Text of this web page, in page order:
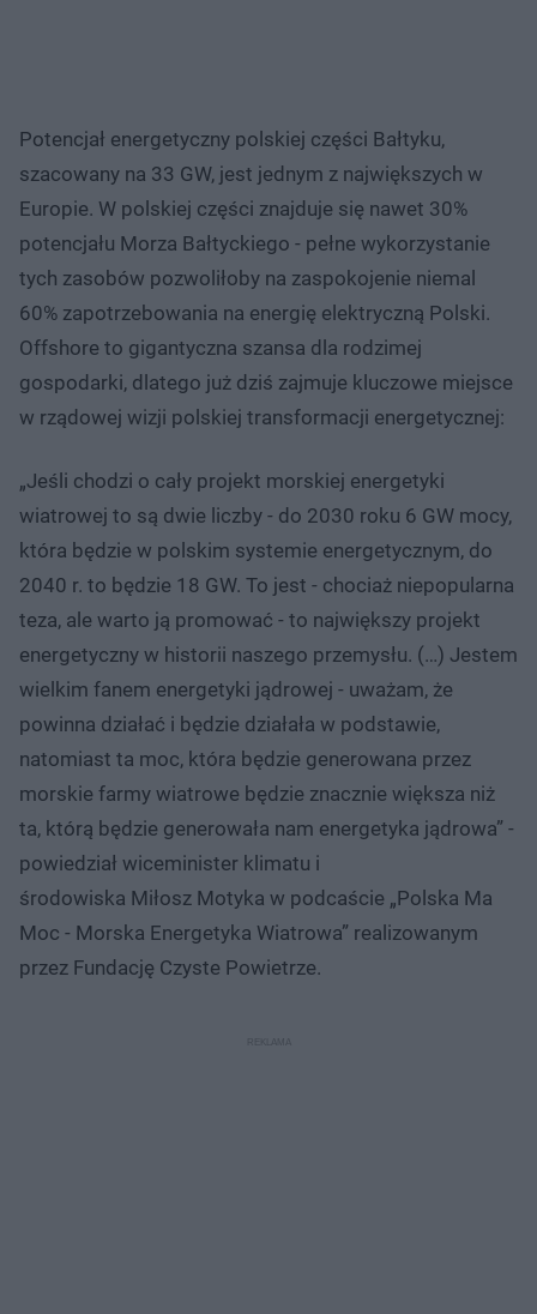
Potencjał energetyczny polskiej części Bałtyku,
szacowany na 33 GW, jest jednym z największych w
Europie. W polskiej części znajduje się nawet 30%
potencjału Morza Bałtyckiego - pełne wykorzystanie
tych zasobów pozwoliłoby na zaspokojenie niemal
60% zapotrzebowania na energię elektryczną Polski.
Offshore to gigantyczna szansa dla rodzimej
gospodarki, dlatego już dziś zajmuje kluczowe miejsce
w rządowej wizji polskiej transformacji energetycznej:
„Jeśli chodzi o cały projekt morskiej energetyki
wiatrowej to są dwie liczby - do 2030 roku 6 GW mocy,
która będzie w polskim systemie energetycznym, do
2040 r. to będzie 18 GW. To jest - chociaż niepopularna
teza, ale warto ją promować - to największy projekt
energetyczny w historii naszego przemysłu. (…) Jestem
wielkim fanem energetyki jądrowej - uważam, że
powinna działać i będzie działała w podstawie,
natomiast ta moc, która będzie generowana przez
morskie farmy wiatrowe będzie znacznie większa niż
ta, którą będzie generowała nam energetyka jądrowa” -
powiedział wiceminister klimatu i
środowiska Miłosz Motyka w podcaście „Polska Ma
Moc - Morska Energetyka Wiatrowa” realizowanym
przez Fundację Czyste Powietrze.